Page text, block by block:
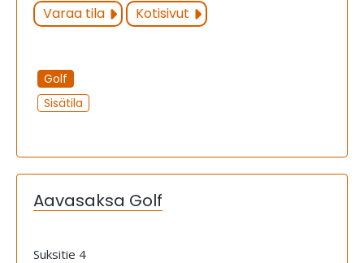
Varaa tila Kotisivut
Golf
Sisätila
Aavasaksa Golf
Suksitie 4